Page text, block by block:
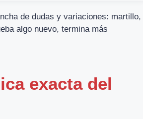
de dudas y variaciones: martillo,
algo nuevo, termina más
exacta del